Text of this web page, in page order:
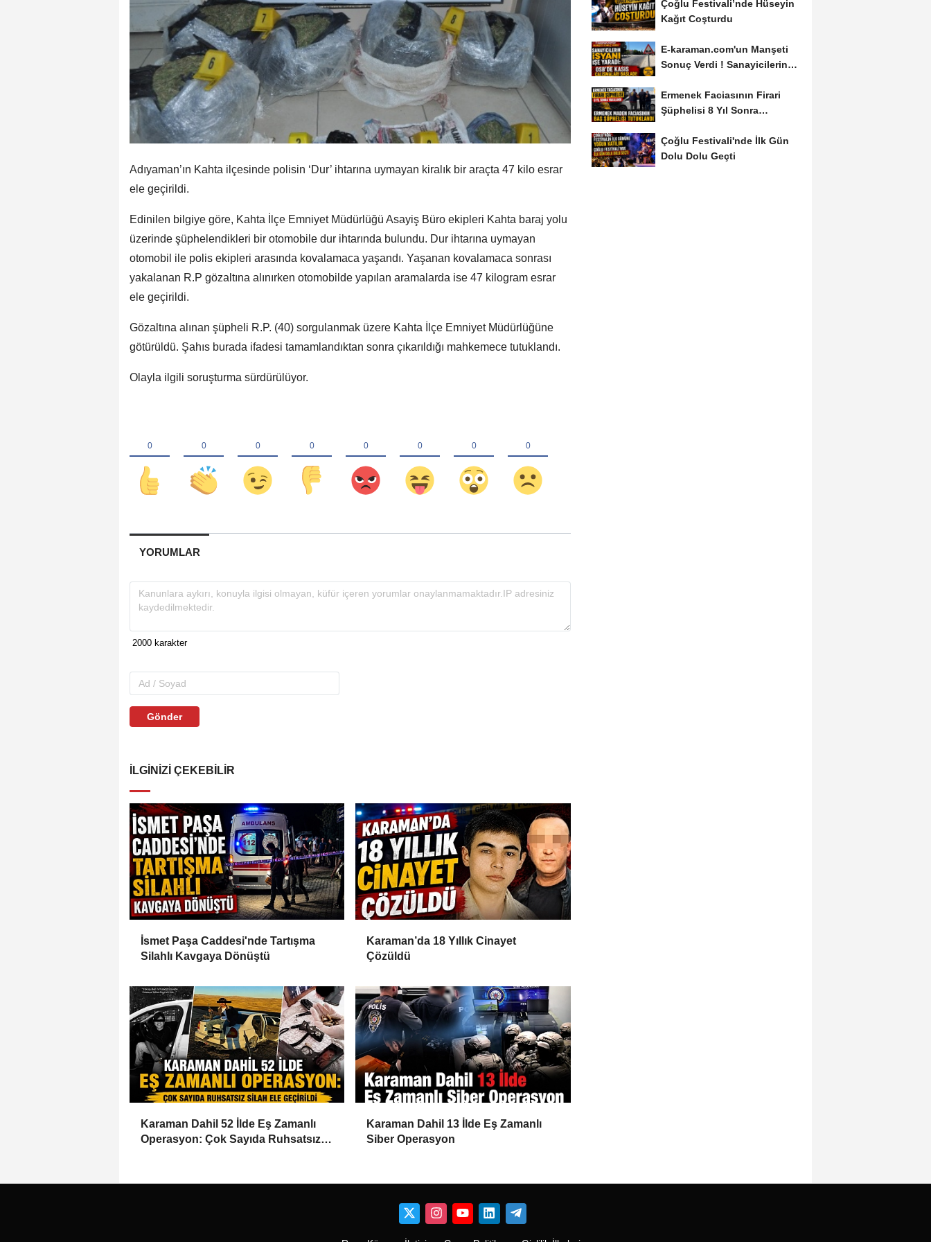
Adıyaman’ın Kahta ilçesinde polisin ‘Dur’ ihtarına uymayan kiralık bir araçta 47 kilo esrar
ele geçirildi.
Edinilen bilgiye göre, Kahta İlçe Emniyet Müdürlüğü Asayiş Büro ekipleri Kahta baraj yolu
üzerinde şüphelendikleri bir otomobile dur ihtarında bulundu. Dur ihtarına uymayan
otomobil ile polis ekipleri arasında kovalamaca yaşandı. Yaşanan kovalamaca sonrası
yakalanan R.P gözaltına alınırken otomobilde yapılan aramalarda ise 47 kilogram esrar
ele geçirildi.
Gözaltına alınan şüpheli R.P. (40) sorgulanmak üzere Kahta İlçe Emniyet Müdürlüğüne
götürüldü. Şahıs burada ifadesi tamamlandıktan sonra çıkarıldığı mahkemece tutuklandı.
Olayla ilgili soruşturma sürdürülüyor.
YORUMLAR
Gönder
İLGINIZI ÇEKEBILIR
İsmet Paşa Caddesi'nde Tartışma
Silahlı Kavgaya Dönüştü
Karaman’da 18 Yıllık Cinayet
Çözüldü
Karaman Dahil 52 İlde Eş Zamanlı
Operasyon: Çok Sayıda Ruhsatsız
Karaman Dahil 13 İlde Eş Zamanlı
Siber Operasyon
Çoğlu Festivali’nde Hüseyin
Kağıt Coşturdu
E-karaman.com'un Manşeti
Sonuç Verdi ! Sanayicilerin
Ermenek Faciasının Firari
Şüphelisi 8 Yıl Sonra
Çoğlu Festivali'nde İlk Gün
Dolu Dolu Geçti